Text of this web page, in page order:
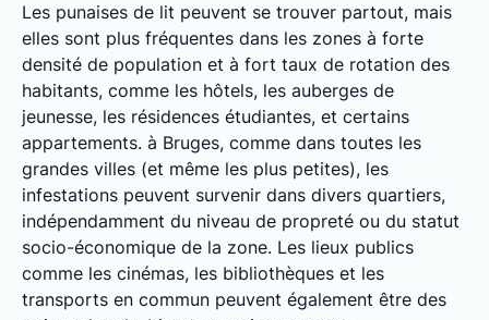
Les punaises de lit peuvent se trouver partout, mais
elles sont plus fréquentes dans les zones à forte
densité de population et à fort taux de rotation des
habitants, comme les hôtels, les auberges de
jeunesse, les résidences étudiantes, et certains
appartements. à Bruges, comme dans toutes les
grandes villes (et même les plus petites), les
infestations peuvent survenir dans divers quartiers,
indépendamment du niveau de propreté ou du statut
socio-économique de la zone. Les lieux publics
comme les cinémas, les bibliothèques et les
transports en commun peuvent également être des